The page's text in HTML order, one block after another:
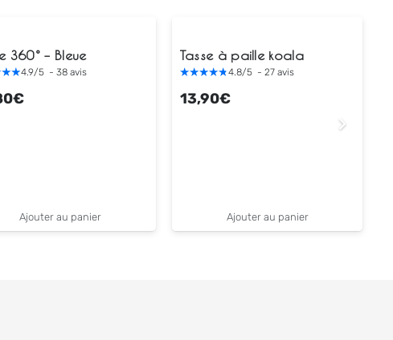
360° – Bleue
4.9/5 - 38 avis
€
Ajouter au panier
Tasse à paille koala
4.8/5 - 27 avis
13,90€
Ajouter au panier